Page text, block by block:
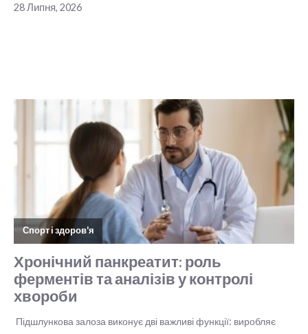
28 Липня, 2026